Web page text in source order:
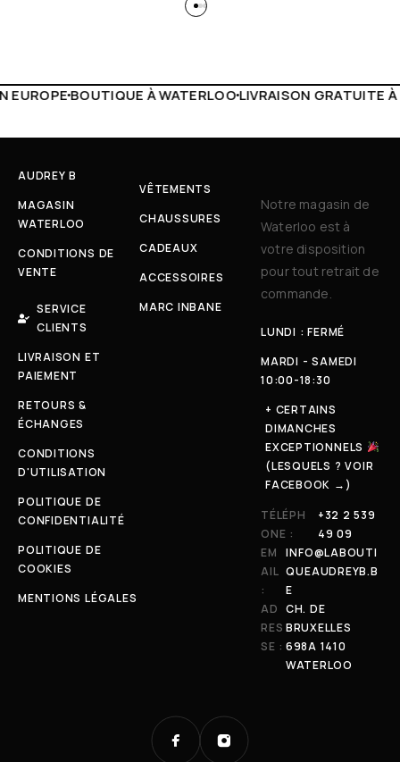
LIVRAISON GRATUITE À PARTIR DE 150€LIVE
AUDREY B
MAGASIN
WATERLOO
CONDITIONS DE
VENTE
SERVICE
CLIENTS
LIVRAISON ET
PAIEMENT
RETOURS &
ÉCHANGES
CONDITIONS
D'UTILISATION
POLITIQUE DE
CONFIDENTIALITÉ
POLITIQUE DE
COOKIES
MENTIONS LÉGALES
VÊTEMENTS
CHAUSSURES
CADEAUX
ACCESSOIRES
MARC INBANE
Notre magasin de
Waterloo est à
votre disposition
pour tout retrait de
commande.
LUNDI : FERMÉ
MARDI - SAMEDI
10:00-18:30
+ CERTAINS
DIMANCHES
EXCEPTIONNELS
(LESQUELS ? VOIR
FACEBOOK →)
TÉLÉPH
ONE :
+32 2 539
49 09
EM
AIL
:
INFO@LABOUTI
QUEAUDREYB.B
E
AD
RES
SE :
CH. DE
BRUXELLES
698A 1410
WATERLOO